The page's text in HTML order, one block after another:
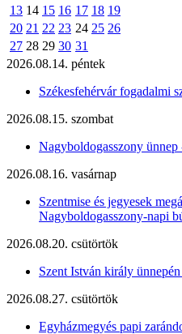
13 14 15 16 17 18 19
20 21 22 23 24 25 26
27 28 29 30 31
2026.08.14. péntek
Székesfehérvár fogadalmi
2026.08.15. szombat
Nagyboldogasszony ünnep
2026.08.16. vasárnap
Szentmise és jegyesek
Nagyboldogasszony-napi
2026.08.20. csütörtök
Szent István király
2026.08.27. csütörtök
Egyházmegyés papi